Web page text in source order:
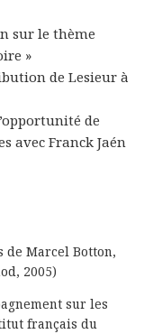
sur le thème
»
de Lesieur à
de
avec Franck Jaén
de Marcel Botton,
2005)
sur les
français du